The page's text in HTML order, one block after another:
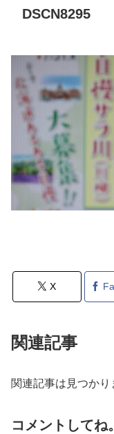
DSCN8295
X
関連記事
関連記事は見つかり
コメントしてね。